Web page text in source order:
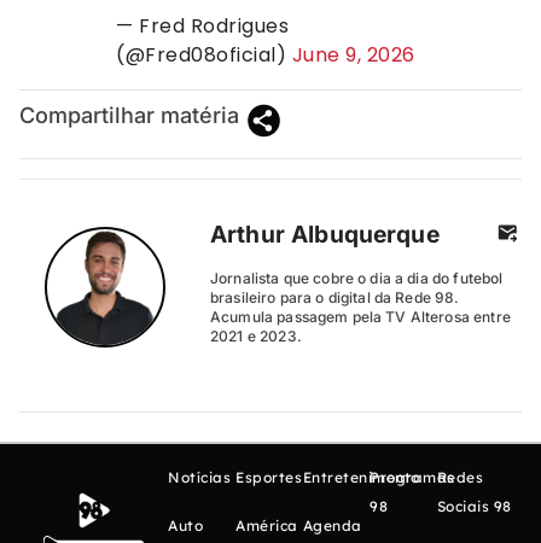
— Fred Rodrigues
(@Fred08oficial) June 9, 2026
Compartilhar matéria
Arthur Albuquerque
Jornalista que cobre o dia a dia do futebol
brasileiro para o digital da Rede 98.
Acumula passagem pela TV Alterosa entre
2021 e 2023.
Notícias
Auto
Esportes
América
Entretenimento
Agenda
Programas
98
Redes
Sociais 98